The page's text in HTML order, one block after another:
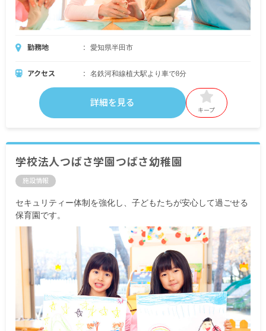
勤務地 愛知県半田市
アクセス 名鉄河和線植大駅より車で8分
詳細を見る
キープ
学校法人つばさ学園つばさ幼稚園
施設情報
セキュリティー体制を強化し、子どもたちが安心して過ごせる
保育園です。